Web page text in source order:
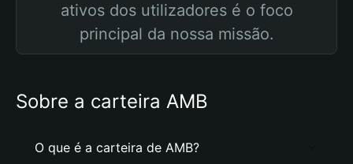
ativos dos utilizadores é o foco
principal da nossa missão.
Sobre a carteira AMB
O que é a carteira de AMB?